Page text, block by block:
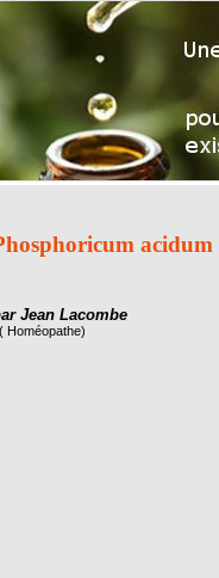
acidum
Jean Lacombe
( Homéopathe)